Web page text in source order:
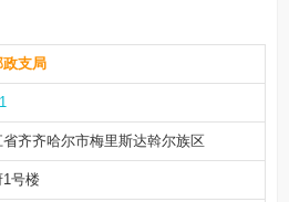
政支局
省齐齐哈尔市梅里斯达斡尔族区
1号楼